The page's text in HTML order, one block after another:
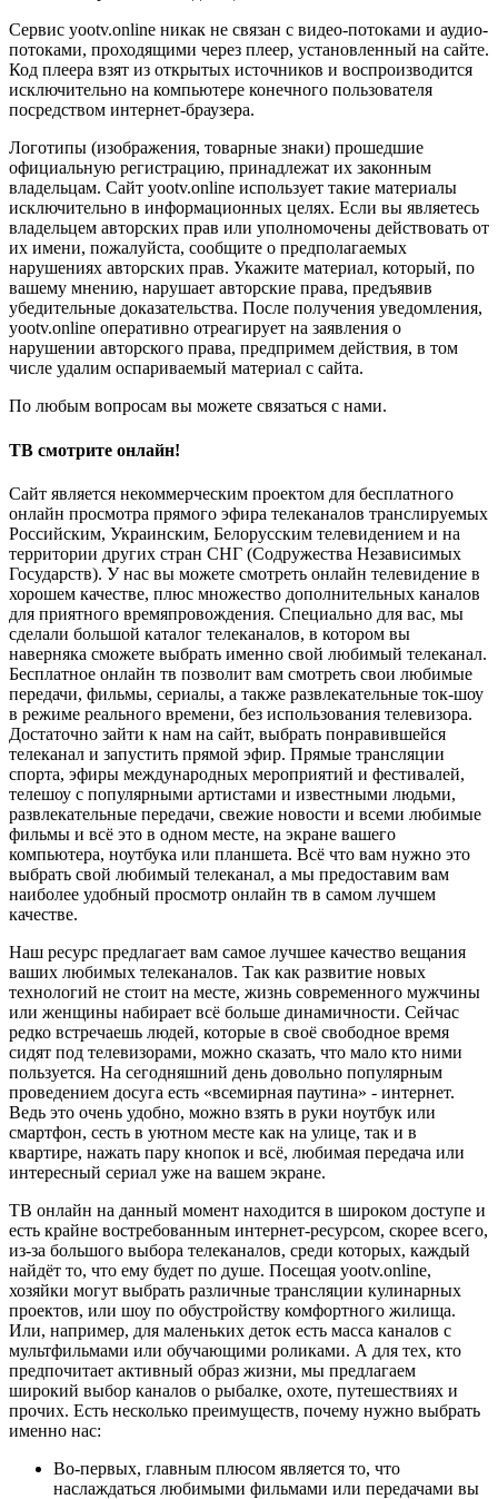
Сервис yootv.online никак не связан с видео-потоками и аудио-
потоками, проходящими через плеер, установленный на сайте.
Код плеера взят из открытых источников и воспроизводится
исключительно на компьютере конечного пользователя
посредством интернет-браузера.
Логотипы (изображения, товарные знаки) прошедшие
официальную регистрацию, принадлежат их законным
владельцам. Сайт yootv.online использует такие материалы
исключительно в информационных целях. Если вы являетесь
владельцем авторских прав или уполномочены действовать от
их имени, пожалуйста, сообщите о предполагаемых
нарушениях авторских прав. Укажите материал, который, по
вашему мнению, нарушает авторские права, предъявив
убедительные доказательства. После получения уведомления,
yootv.online оперативно отреагирует на заявления о
нарушении авторского права, предпримем действия, в том
числе удалим оспариваемый материал с сайта.
По любым вопросам вы можете связаться с нами.
ТВ смотрите онлайн!
Сайт является некоммерческим проектом для бесплатного
онлайн просмотра прямого эфира телеканалов транслируемых
Российским, Украинским, Белорусским телевидением и на
территории других стран СНГ (Содружества Независимых
Государств). У нас вы можете смотреть онлайн телевидение в
хорошем качестве, плюс множество дополнительных каналов
для приятного времяпровождения. Специально для вас, мы
сделали большой каталог телеканалов, в котором вы
наверняка сможете выбрать именно свой любимый телеканал.
Бесплатное онлайн тв позволит вам смотреть свои любимые
передачи, фильмы, сериалы, а также развлекательные ток-шоу
в режиме реального времени, без использования телевизора.
Достаточно зайти к нам на сайт, выбрать понравившейся
телеканал и запустить прямой эфир. Прямые трансляции
спорта, эфиры международных мероприятий и фестивалей,
телешоу с популярными артистами и известными людьми,
развлекательные передачи, свежие новости и всеми любимые
фильмы и всё это в одном месте, на экране вашего
компьютера, ноутбука или планшета. Всё что вам нужно это
выбрать свой любимый телеканал, а мы предоставим вам
наиболее удобный просмотр онлайн тв в самом лучшем
качестве.
Наш ресурс предлагает вам самое лучшее качество вещания
ваших любимых телеканалов. Так как развитие новых
технологий не стоит на месте, жизнь современного мужчины
или женщины набирает всё больше динамичности. Сейчас
редко встречаешь людей, которые в своё свободное время
сидят под телевизорами, можно сказать, что мало кто ними
пользуется. На сегодняшний день довольно популярным
проведением досуга есть «всемирная паутина» - интернет.
Ведь это очень удобно, можно взять в руки ноутбук или
смартфон, сесть в уютном месте как на улице, так и в
квартире, нажать пару кнопок и всё, любимая передача или
интересный сериал уже на вашем экране.
ТВ онлайн на данный момент находится в широком доступе и
есть крайне востребованным интернет-ресурсом, скорее всего,
из-за большого выбора телеканалов, среди которых, каждый
найдёт то, что ему будет по душе. Посещая yootv.online,
хозяйки могут выбрать различные трансляции кулинарных
проектов, или шоу по обустройству комфортного жилища.
Или, например, для маленьких деток есть масса каналов с
мультфильмами или обучающими роликами. А для тех, кто
предпочитает активный образ жизни, мы предлагаем
широкий выбор каналов о рыбалке, охоте, путешествиях и
прочих. Есть несколько преимуществ, почему нужно выбрать
именно нас:
Во-первых, главным плюсом является то, что
наслаждаться любимыми фильмами или передачами вы